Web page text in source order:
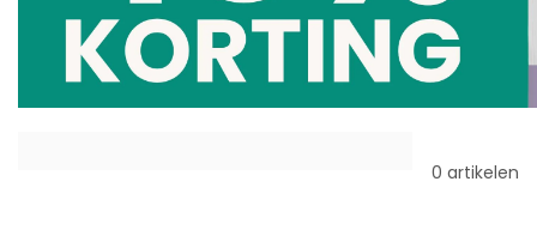
0 artikelen